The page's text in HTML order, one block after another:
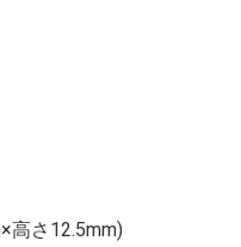
高さ12.5mm)